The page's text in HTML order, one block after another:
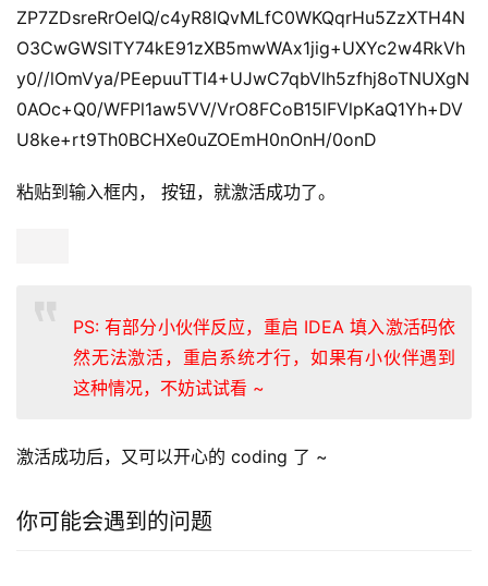
ZP7ZDsreRrOeIQ/c4yR8IQvMLfC0WKQqrHu5ZzXTH4N
O3CwGWSlTY74kE91zXB5mwWAx1jig+UXYc2w4RkVh
y0//lOmVya/PEepuuTTI4+UJwC7qbVlh5zfhj8oTNUXgN
0AOc+Q0/WFPl1aw5VV/VrO8FCoB15lFVlpKaQ1Yh+DV
U8ke+rt9Th0BCHXe0uZOEmH0nOnH/0onD
粘贴到输入框内， 按钮，就激活成功了。
PS: 有部分小伙伴反应，重启 IDEA 填入激活码依
然无法激活，重启系统才行，如果有小伙伴遇到
这种情况，不妨试试看 ~
激活成功后，又可以开心的 coding 了 ~
你可能会遇到的问题